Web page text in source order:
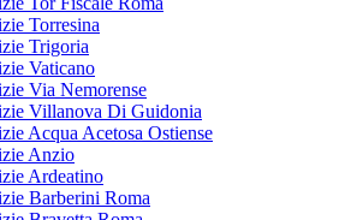
Torresina
Trigoria
Vaticano
Via Nemorense
Villanova Di Guidonia
Acqua Acetosa Ostiense
Anzio
Ardeatino
Barberini Roma